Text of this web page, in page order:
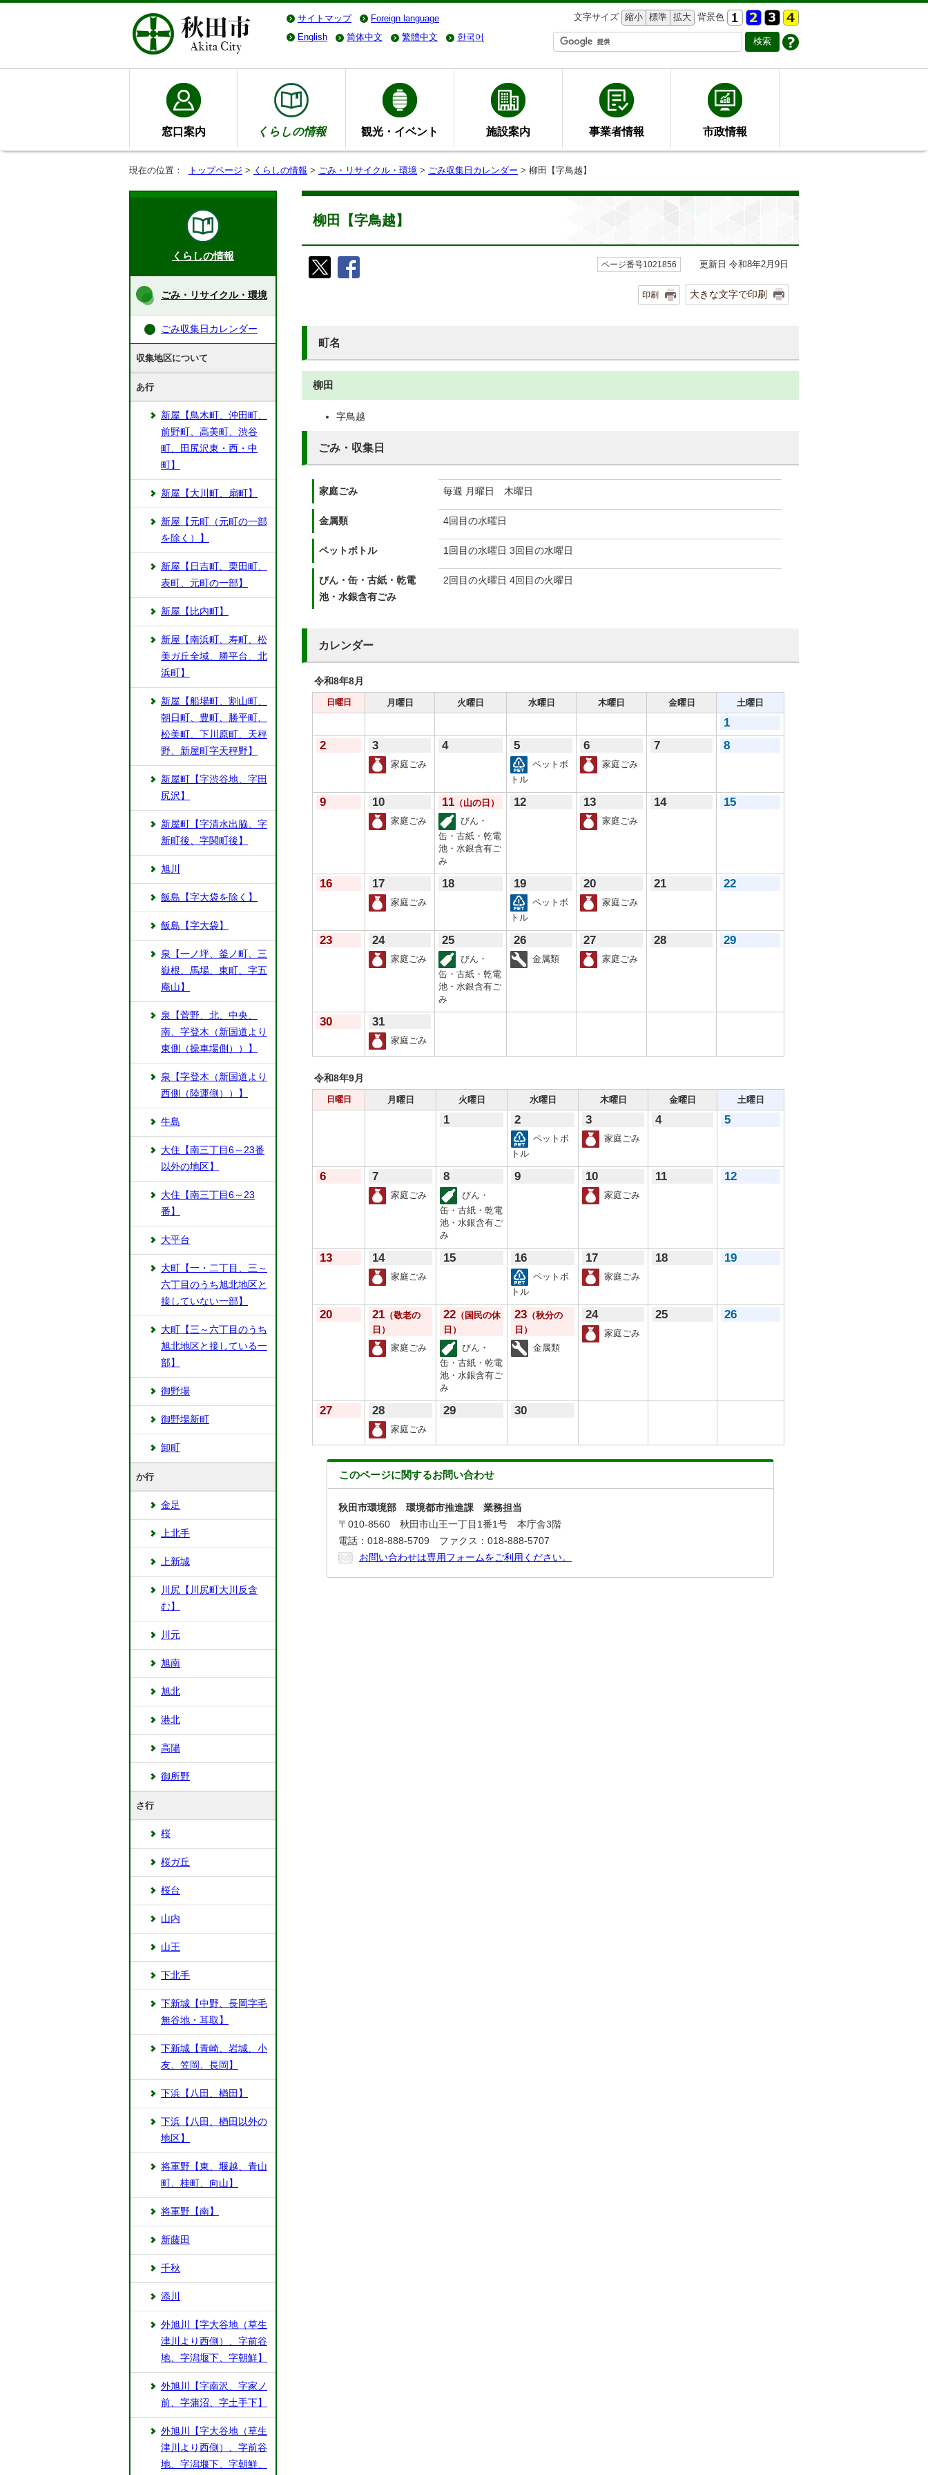
サイトマップ Foreign language 文字サイズ 縮小 標準 拡大 背景色
English
简体中文 繁體中文 한국어
窓口案内 くらしの情報 観光・イベント 施設案内 事業者情報 市政情報
現在の位置： トップページ > くらしの情報 > ごみ・リサイクル・環境 > ごみ収集日カレンダー > 柳田【字鳥越】
柳田【字鳥越】
ページ番号1021856 更新日 令和8年2月9日
印刷 大きな文字で印刷
町名
柳田
字鳥越
ごみ・収集日
家庭ごみ 毎週 月曜日 木曜日
金属類 4回目の水曜日
ペットボトル 1回目の水曜日 3回目の水曜日
びん・缶・古紙・乾電
池・水銀含有ごみ
2回目の火曜日 4回目の火曜日
カレンダー
令和8年8月
日曜日 月曜日 火曜日 水曜日 木曜日 金曜日 土曜日
1
2
3
家庭ごみ
4 5
ペットボ
トル
6
家庭ごみ
7 8
9 10
家庭ごみ
11 （山の日）
びん・
缶・古紙・乾電
池・水銀含有ご
み
12 13
家庭ごみ
14 15
16 17
家庭ごみ
18 19
ペットボ
トル
20
家庭ごみ
21 22
23 24
家庭ごみ
25
びん・
缶・古紙・乾電
池・水銀含有ご
み
26
金属類
27
家庭ごみ
28 29
30 31
家庭ごみ
令和8年9月
日曜日 月曜日 火曜日 水曜日 木曜日 金曜日 土曜日
1 2
ペットボ
トル
3
家庭ごみ
4 5
6 7
家庭ごみ
8
びん・
缶・古紙・乾電
池・水銀含有ご
み
9 10
家庭ごみ
11 12
13 14
家庭ごみ
15 16
ペットボ
トル
17
家庭ごみ
18 19
20 21 （敬老の
日）
家庭ごみ
22 （国民の休
日）
びん・
缶・古紙・乾電
池・水銀含有ご
み
23 （秋分の
日）
金属類
24
家庭ごみ
25 26
27 28
家庭ごみ
29 30
このページに関するお問い合わせ
秋田市環境部 環境都市推進課 業務担当
〒010-8560 秋田市山王一丁目1番1号 本庁舎3階
電話：018-888-5709 ファクス：018-888-5707
お問い合わせは専用フォームをご利用ください。
くらしの情報
ごみ・リサイクル・環境
ごみ収集日カレンダー
収集地区について
あ行
新屋【鳥木町、沖田町、
前野町、高美町、渋谷
町、田尻沢東・西・中
町】
新屋【大川町、扇町】
新屋【元町（元町の一部
を除く）】
新屋【日吉町、栗田町、
表町、元町の一部】
新屋【比内町】
新屋【南浜町、寿町、松
美ガ丘全域、勝平台、北
浜町】
新屋【船場町、割山町、
朝日町、豊町、勝平町、
松美町、下川原町、天秤
野、新屋町字天秤野】
新屋町【字渋谷地、字田
尻沢】
新屋町【字清水出脇、字
新町後、字関町後】
旭川
飯島【字大袋を除く】
飯島【字大袋】
泉【一ノ坪、釜ノ町、三
嶽根、馬場、東町、字五
庵山】
泉【菅野、北、中央、
南、字登木（新国道より
東側（操車場側））】
泉【字登木（新国道より
西側（陸運側））】
牛島
大住【南三丁目6～23番
以外の地区】
大住【南三丁目6～23
番】
大平台
大町【一・二丁目、三～
六丁目のうち旭北地区と
接していない一部】
大町【三～六丁目のうち
旭北地区と接している一
部】
御野場
御野場新町
卸町
か行
金足
上北手
上新城
川尻【川尻町大川反含
む】
川元
旭南
旭北
港北
高陽
御所野
さ行
桜
桜ガ丘
桜台
山内
山王
下北手
下新城【中野、長岡字毛
無谷地・耳取】
下新城【青崎、岩城、小
友、笠岡、長岡】
下浜【八田、楢田】
下浜【八田、楢田以外の
地区】
将軍野【東、堰越、青山
町、桂町、向山】
将軍野【南】
新藤田
千秋
添川
外旭川【字大谷地（草生
津川より西側）、字前谷
地、字潟堰下、字朝鮮】
外旭川【字南沢、字家ノ
前、字蒲沼、字土手下】
外旭川【字大谷地（草生
津川より西側）、字前谷
地、字潟堰下、字朝鮮、